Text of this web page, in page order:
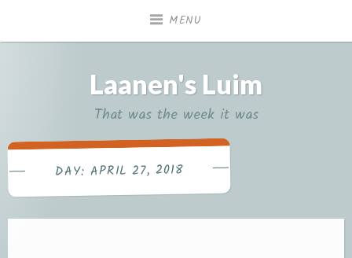
MENU
Laanen's Luim
That was the week it was
DAY:APRIL 27, 2018